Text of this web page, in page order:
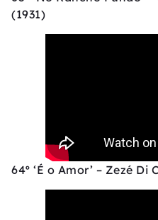
(1931)
64º ‘É o Amor’ – Zezé